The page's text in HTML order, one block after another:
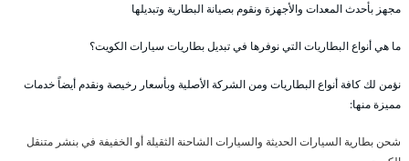
مجهز بأحدث المعدات والأجهزة ونقوم بصيانة البطارية وتبديلها
ما هي أنواع البطاريات التي نوفرها في تبديل بطاريات سيارات الكويت؟
نؤمن لك كافة أنواع البطاريات ومن الشركة الأصلية وبأسعار رخيصة ونقدم أيضاً خدمات
مميزة منها:
شحن بطارية السيارات الحديثة والسيارات الشاحنة الثقيلة أو الخفيفة في بنشر متنقل